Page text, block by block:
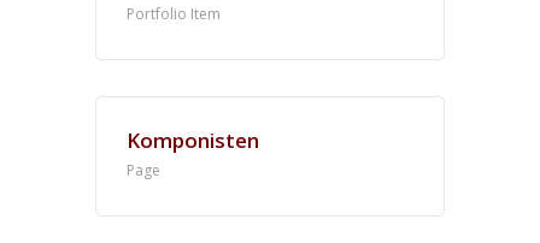
Portfolio Item
Komponisten
Page
Künstler
CDs
Links